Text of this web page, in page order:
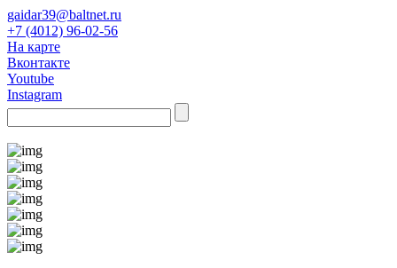
gaidar39@baltnet.ru
+7 (4012) 96-02-56
На карте
Вконтакте
Youtube
Instagram